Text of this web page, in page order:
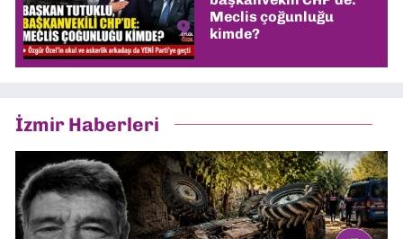
Meclis çoğunluğu
kimde?
İzmir Haberleri